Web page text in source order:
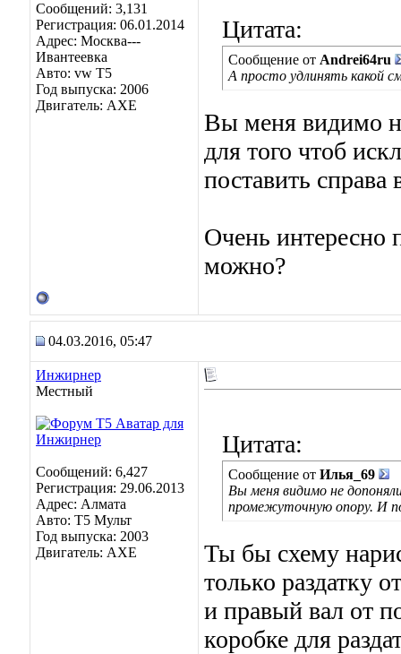
Сообщений: 3,131
Регистрация: 06.01.2014
Адрес: Москва---
Ивантеевка
Авто: vw T5
Год выпуска: 2006
Двигатель: AXE
Цитата:
Сообщение от Andrei64ru
А просто удлинять какой
Вы меня видимо
для того чтоб
поставить
Очень интересно
можно?
04.03.2016, 05:47
Инжирнер
Местный
Сообщений: 6,427
Регистрация: 29.06.2013
Адрес: Алмата
Авто: Т5 Мульт
Год выпуска: 2003
Двигатель: АХЕ
Цитата:
Сообщение от Илья_69
Вы меня видимо не
промежуточную опору. И
Ты бы схему
только раздатку
и правый вал от
коробке для